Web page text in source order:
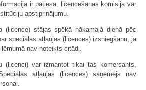
ir patiesa, licencēšanas komisija var
apstiprinājumu.
(licence) stājas spēkā nākamajā dienā pēc
speciālās atļaujas (licences) izsniegšanu, ja
nav noteikts citādi.
(licenci) var izmantot tikai tas komersants,
atļaujas (licences) saņēmējs nav